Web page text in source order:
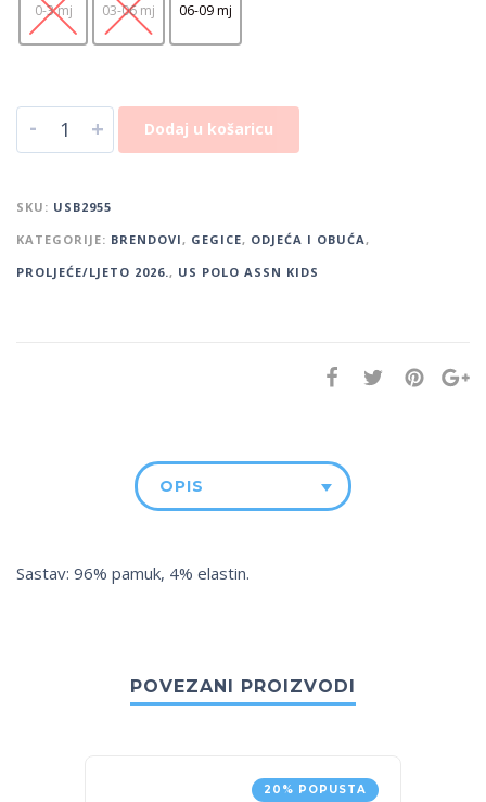
0-3 mj 03-06 mj 06-09 mj
- + Dodaj u košaricu
SKU: USB2955
KATEGORIJE: BRENDOVI, GEGICE, ODJEĆA I OBUĆA,
PROLJEĆE/LJETO 2026., US POLO ASSN KIDS
OPIS
Sastav: 96% pamuk, 4% elastin.
POVEZANI PROIZVODI
20% POPUSTA